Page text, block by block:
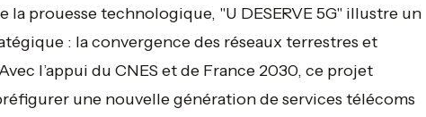
la prouesse technologique, "U DESERVE 5G" illustre un
: la convergence des réseaux terrestres et
l’appui du CNES et de France 2030, ce projet
une nouvelle génération de services télécoms